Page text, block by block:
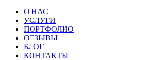
О НАС
УСЛУГИ
ПОРТФОЛИО
ОТЗЫВЫ
БЛОГ
КОНТАКТЫ